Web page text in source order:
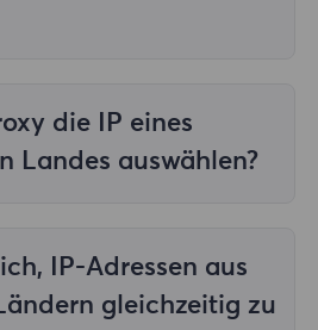
die IP eines
Landes auswählen?
weltweit; Unbegrenzte
nicht die Auswahl
Länder/Regionen;
IP-Adressen aus
gleichzeitig zu